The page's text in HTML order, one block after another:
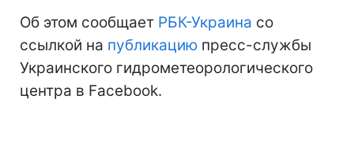
Об этом сообщает РБК-Украина со
ссылкой на публикацию пресс-службы
Украинского гидрометеорологического
центра в Facebook.